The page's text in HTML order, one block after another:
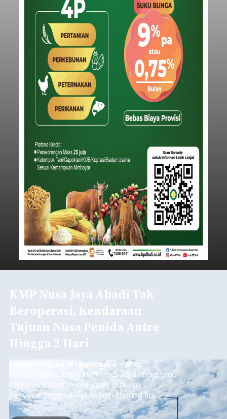
KMP Nusa Jaya Abadi Tak
Beroperasi, Kendaraan
Tujuan Nusa Penida Antre
Hingga 2 Hari
balitribune.co.id I Amlapura - Tidak
beroperasinya kapal KMP. Nusa Jaya Abadi atau
Kapal Roro berdampak pada aktivitas
penyeberangan di Pelabuhan Padang Bai,
Karangasem. Puluhan kendaraan truk, Pick Up
dan kendaraan pribadi harus antre lebih dari dua